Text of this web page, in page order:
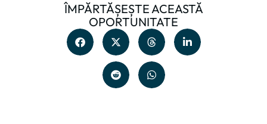
ÎMPĂRTĂȘEȘTE ACEASTĂ
OPORTUNITATE